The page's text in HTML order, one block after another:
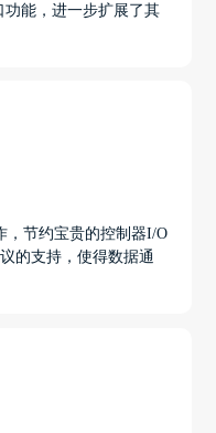
能，进一步扩展了其
，节约宝贵的控制器I/O
的支持，使得数据通